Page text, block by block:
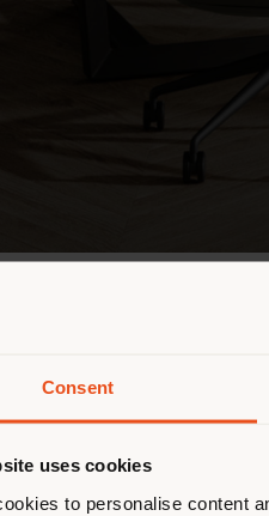
Consent
uses cookies
to personalise content